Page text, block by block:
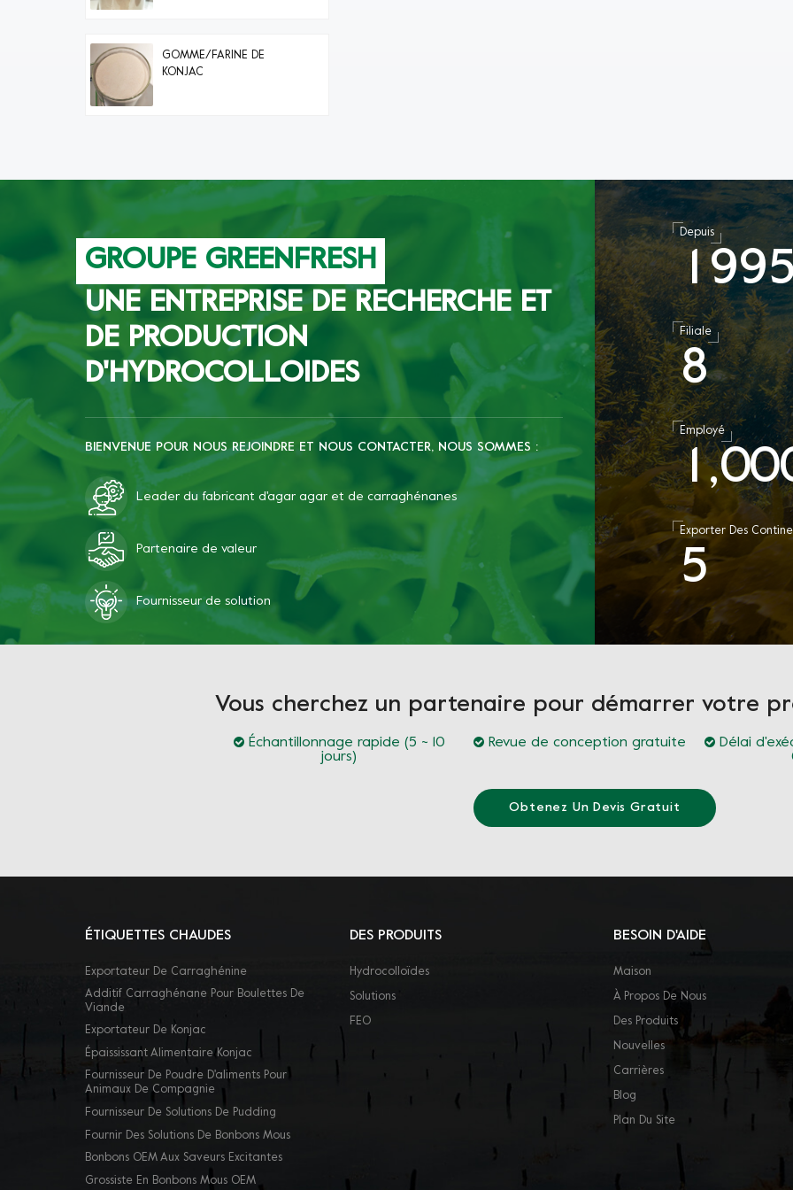
GOMME/FARINE DE
KONJAC
GROUPE GREENFRESH
UNE ENTREPRISE DE RECHERCHE ET
DE PRODUCTION
D'HYDROCOLLOIDES
BIENVENUE POUR NOUS REJOINDRE ET NOUS CONTACTER, NOUS SOMMES :
Leader du fabricant d'agar agar et de carraghénanes
Partenaire de valeur
Fournisseur de solution
Depuis
1 99
Filiale
8
Employé
1,00
Exporter Des
5
Vous cherchez un partenaire pour démarrer votre
Échantillonnage rapide (5 ~ 10
jours)
Revue de conception gratuite
Délai
Obtenez Un Devis Gratuit
ÉTIQUETTES CHAUDES
Exportateur De Carraghénine
Additif Carraghénane Pour Boulettes De
Viande
Exportateur De Konjac
Épaississant Alimentaire Konjac
Fournisseur De Poudre D'aliments Pour
Animaux De Compagnie
Fournisseur De Solutions De Pudding
Fournir Des Solutions De Bonbons Mous
Bonbons OEM Aux Saveurs Excitantes
Grossiste En Bonbons Mous OEM
DES PRODUITS
Hydrocolloïdes
Solutions
FEO
BESOIN D'AIDE
Maison
À Propos De Nous
Des Produits
Nouvelles
Carrières
Blog
Plan Du Site